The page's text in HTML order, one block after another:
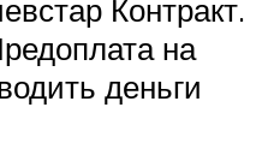
Контракт.
на
деньги